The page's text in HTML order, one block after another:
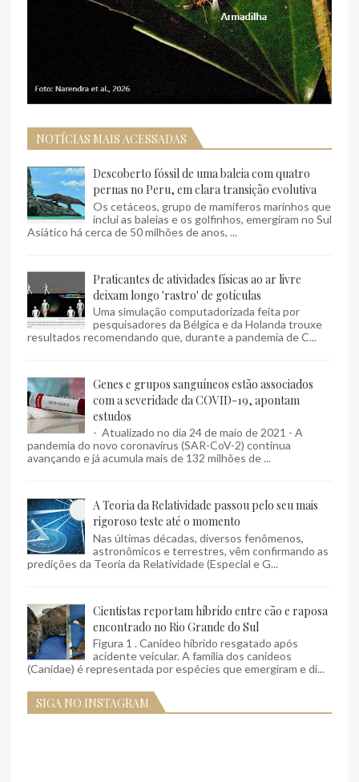
NOTÍCIAS MAIS ACESSADAS
Descoberto fóssil de uma baleia com quatro
pernas no Peru, em clara transição evolutiva
Os cetáceos, grupo de mamíferos marinhos que
inclui as baleias e os golfinhos, emergiram no Sul
Asiático há cerca de 50 milhões de anos, ...
Praticantes de atividades físicas ao ar livre
deixam longo 'rastro' de gotículas
Uma simulação computadorizada feita por
pesquisadores da Bélgica e da Holanda trouxe
resultados recomendando que, durante a pandemia de C...
Genes e grupos sanguíneos estão associados
com a severidade da COVID-19, apontam
estudos
- Atualizado no dia 24 de maio de 2021 - A
pandemia do novo coronavírus (SAR-CoV-2) continua
avançando e já acumula mais de 132 milhões de ...
A Teoria da Relatividade passou pelo seu mais
rigoroso teste até o momento
Nas últimas décadas, diversos fenômenos,
astronômicos e terrestres, vêm confirmando as
predições da Teoria da Relatividade (Especial e G...
Cientistas reportam híbrido entre cão e raposa
encontrado no Rio Grande do Sul
Figura 1 . Canídeo híbrido resgatado após
acidente veicular. A família dos canídeos
(Canidae) é representada por espécies que emergiram e di...
SIGA NO INSTAGRAM